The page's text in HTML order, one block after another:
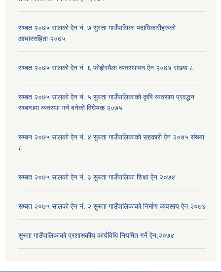
सम्बत २०७५ सालको ऐन नं. ७ सुस्ता गाउँपालिका पदाधिकारीहरुको
आचारसंहिता २०७५
सम्बत २०७५ सालको ऐन नं. ६ फोहोरमैला व्यवस्थापन ऐन २०७४ संख्या ८
सम्बत २०७५ सालको ऐन नं. ५ सुस्ता गाउँपालिकाको कृषि व्यवसाय प्रवद्धन
सम्बन्धमा व्यवस्था गर्न बनेको विधेयक २०७५
सम्बन २०७५ सालको ऐन नं. ४ सुस्ता गाउँपालिकाको सहकारी ऐन २०७५ संख्या
८
सम्बत २०७५ सालको ऐन नं. ३ सुस्ता गाउँपालिका शिक्षा ऐन २०७४
सम्बत २०७५ सालको ऐन नं. २ सुस्ता गाउँपालिकाको निर्माण व्यवसाय ऐन २०७४
सुस्ता गाउँपालिकाको प्रशासकीय कार्यविधि नियमित गर्ने ऐन,२०७४